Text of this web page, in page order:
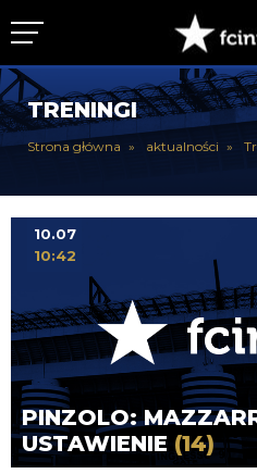
KLUB
DRUŻYNA
PUCHARY
DLA TIFOSICH
SERWIS
TRENINGI
Strona główna aktualności
PINZOLO:
USTAWIENIE (14)
10.07
10:42